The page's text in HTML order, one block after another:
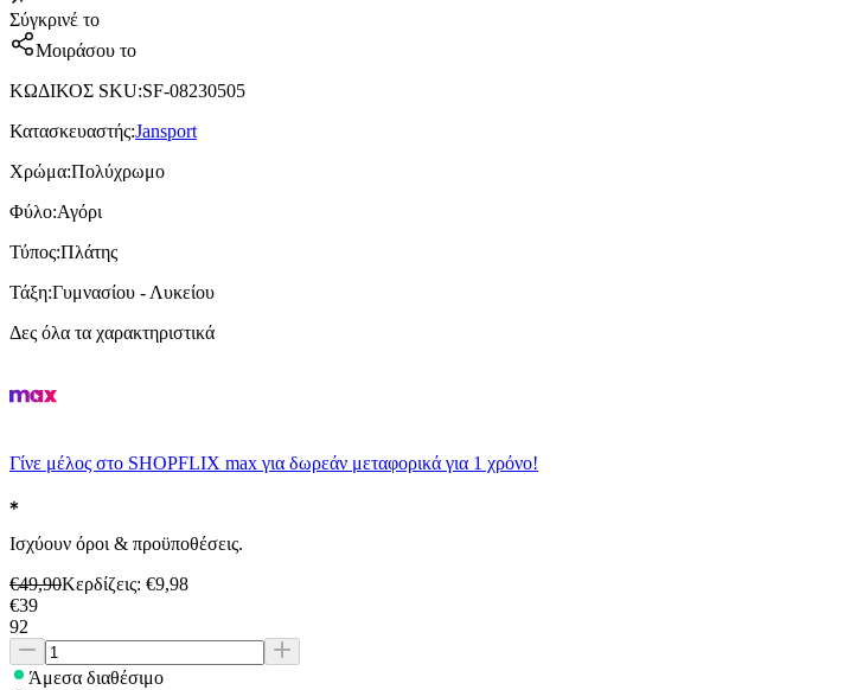
Σύγκρινέ το
Μοιράσου το
ΚΩΔΙΚΟΣ SKU:SF-08230505
Κατασκευαστής:Jansport
Χρώμα:Πολύχρωμο
Φύλο:Αγόρι
Τύπος:Πλάτης
Τάξη:Γυμνασίου - Λυκείου
Δες όλα τα χαρακτηριστικά
Γίνε μέλος στο SHOPFLIX max για δωρεάν μεταφορικά για 1 χρόνο!
Ισχύουν όροι & προϋποθέσεις.
€49,90Κερδίζεις: €9,98
€39
92
Άμεσα διαθέσιμο